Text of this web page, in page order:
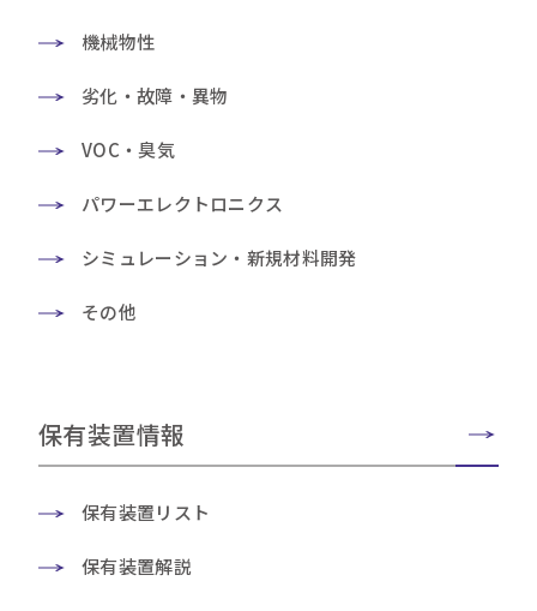
機械物性
劣化・故障・異物
VOC・臭気
パワーエレクトロニクス
シミュレーション・新規材料開発
その他
保有装置情報
保有装置リスト
保有装置解説